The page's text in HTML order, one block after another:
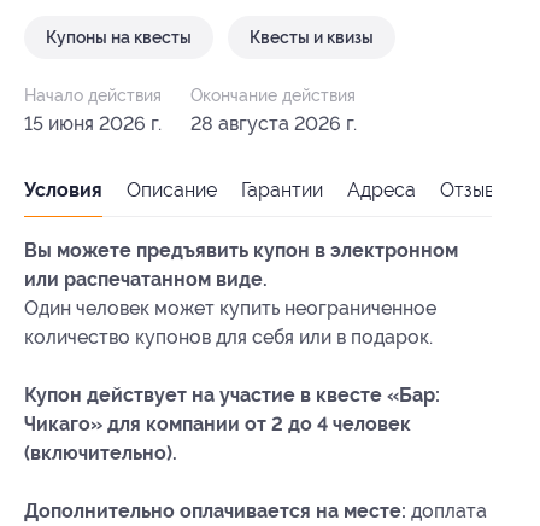
Купоны на квесты Квесты и квизы
Начало действия
15 июня 2026 г.
Окончание действия
28 августа 2026 г.
Условия Описание Гарантии Адреса Отзывы
Вы можете предъявить купон в электронном
или распечатанном виде.
Один человек может купить неограниченное
количество купонов для себя или в подарок.
Купон действует на участие в квесте «Бар:
Чикаго» для компании от 2 до 4 человек
(включительно).
Дополнительно оплачивается на месте: доплата